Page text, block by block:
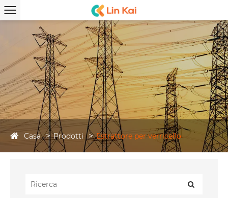
Casa Prodotti Estrattore per verricello